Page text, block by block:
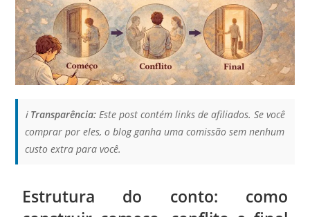
ℹ️ Transparência: Este post contém links de afiliados. Se você
comprar por eles, o blog ganha uma comissão sem nenhum
custo extra para você.
Estrutura do conto: como